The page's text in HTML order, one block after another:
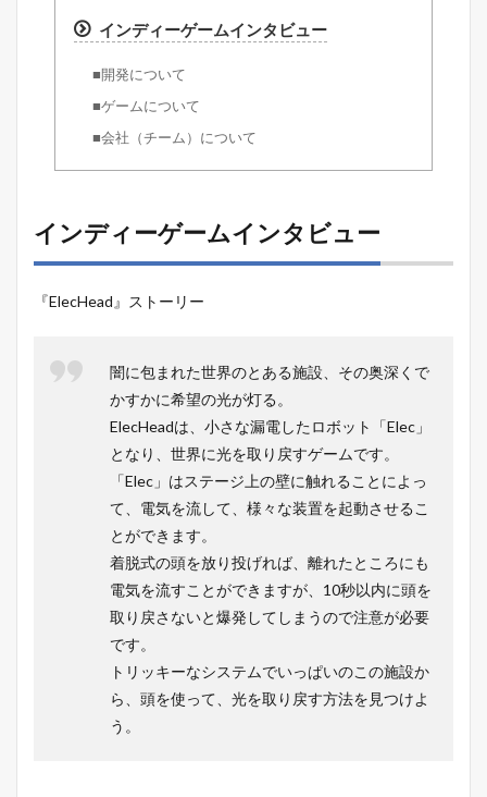
インディーゲームインタビュー
■開発について
■ゲームについて
■会社（チーム）について
インディーゲームインタビュー
『ElecHead』ストーリー
闇に包まれた世界のとある施設、その奥深くで
かすかに希望の光が灯る。
ElecHeadは、小さな漏電したロボット「Elec」
となり、世界に光を取り戻すゲームです。
「Elec」はステージ上の壁に触れることによっ
て、電気を流して、様々な装置を起動させるこ
とができます。
着脱式の頭を放り投げれば、離れたところにも
電気を流すことができますが、10秒以内に頭を
取り戻さないと爆発してしまうので注意が必要
です。
トリッキーなシステムでいっぱいのこの施設か
ら、頭を使って、光を取り戻す方法を見つけよ
う。